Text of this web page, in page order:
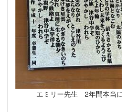
エミリー先生 2年間本当